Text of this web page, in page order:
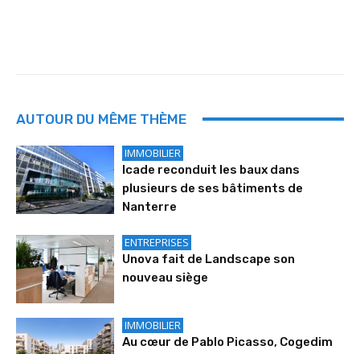
AUTOUR DU MÊME THÈME
IMMOBILIER
Icade reconduit les baux dans
plusieurs de ses bâtiments de
Nanterre
ENTREPRISES
Unova fait de Landscape son
nouveau siège
IMMOBILIER
Au cœur de Pablo Picasso, Cogedim